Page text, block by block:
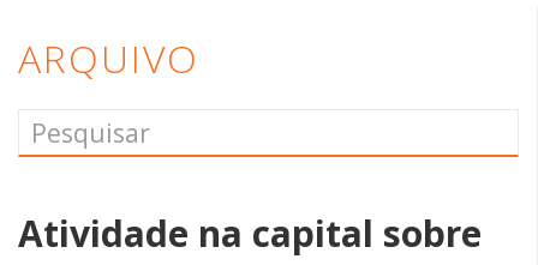
ARQUIVO
Atividade na capital sobre